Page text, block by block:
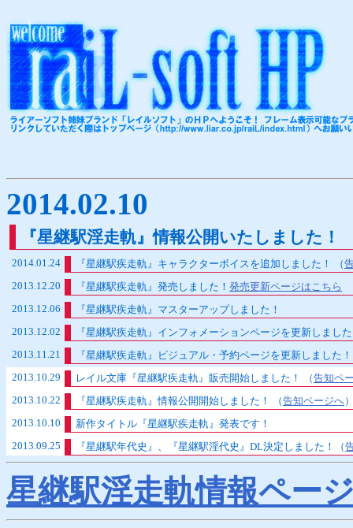
2014.02.10
『星継駅淫走軌』情報公開いたしました！
2014.01.24 『星継駅疾走軌』キャラクターボイスを追加しました！ （
2013.12.20
『星継駅疾走軌』発売しました！ 発売更新ページはこちら
2013.12.06
『星継駅疾走軌』マスターアップしました！
2013.12.02
『星継駅疾走軌』インフォメーションページを更新しまし
2013.11.21
『星継駅疾走軌』ビジュアル・予約ページを更新しました
2013.10.29
レイル文庫『星継駅疾走軌』販売開始しました！ （告知ペ
2013.10.22
『星継駅疾走軌』情報公開開始しました！ （告知ページへ
2013.10.10
新作タイトル『星継駅疾走軌』発表です！
2013.09.25
『星継駅年代史』、『星継駅淫代史』DL決定しました！（
2013.06.27
『希文堂掌篇集』表紙・本文見本ページ追加しました！ （
星継駅淫走軌情報ペー